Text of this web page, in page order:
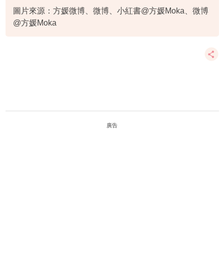
圖片來源：方媛微博、微博、小紅書@方媛Moka、微博
@方媛Moka
廣告